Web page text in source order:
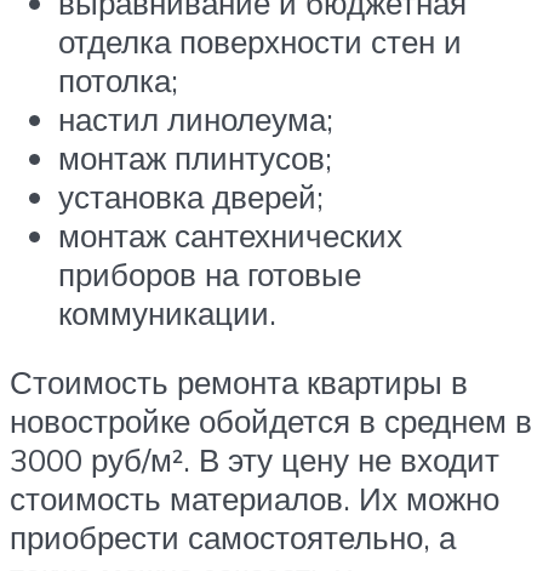
отделка поверхности стен и
потолка;
настил линолеума;
монтаж плинтусов;
установка дверей;
монтаж сантехнических
приборов на готовые
коммуникации.
Стоимость ремонта квартиры в
новостройке обойдется в среднем в
3000 руб/м². В эту цену не входит
стоимость материалов. Их можно
приобрести самостоятельно, а